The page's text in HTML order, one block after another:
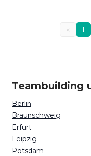
< 1
Berlin
Braunschweig
Erfurt
Leipzig
Potsdam